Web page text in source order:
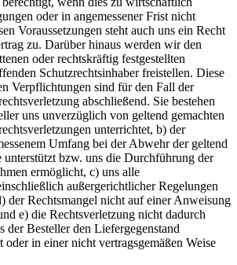
oder in angemessener Frist nicht
Voraussetzungen steht auch uns ein Recht
zu. Darüber hinaus werden wir den
oder rechtskräftig festgestellten
Schutzrechtsinhaber freistellen. Diese
Verpflichtungen sind für den Fall der
abschließend. Sie bestehen
uns unverzüglich von geltend gemachten
unterrichtet, b) der
Umfang bei der Abwehr der geltend
unterstützt bzw. uns die Durchführung der
ermöglicht, c) uns alle
außergerichtlicher Regelungen
der Rechtsmangel nicht auf einer Anweisung
e) die Rechtsverletzung nicht dadurch
der Besteller den Liefergegenstand
oder in einer nicht vertragsgemäßen Weise